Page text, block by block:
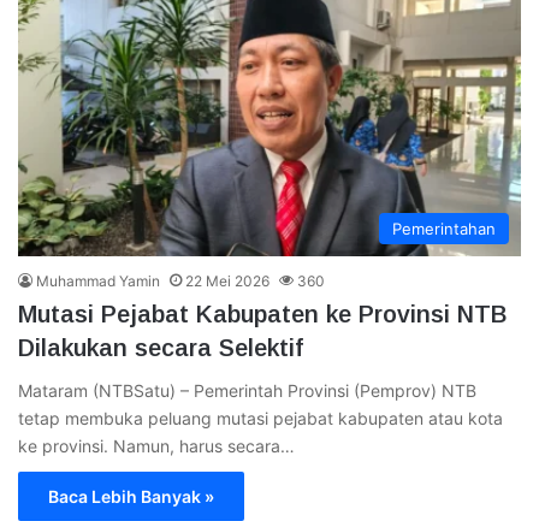
Pemerintahan
Muhammad Yamin 22 Mei 2026 360
Mutasi Pejabat Kabupaten ke Provinsi NTB
Dilakukan secara Selektif
Mataram (NTBSatu) – Pemerintah Provinsi (Pemprov) NTB
tetap membuka peluang mutasi pejabat kabupaten atau kota
ke provinsi. Namun, harus secara…
Baca Lebih Banyak »